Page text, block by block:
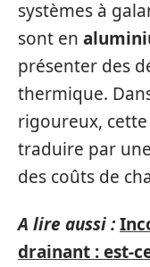
systèmes à
sont en
présenter des
thermique.
rigoureux,
traduire par
des coûts de
A lire aussi :
drainant : est-